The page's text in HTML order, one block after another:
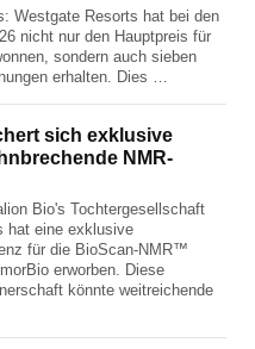
Westgate Resorts hat bei den
nicht nur den Hauptpreis für
sondern auch sieben
erhalten. Dies …
sich exklusive
NMR-
Bio's Tochtergesellschaft
hat eine exklusive
für die BioScan-NMR™
erworben. Diese
könnte weitreichende